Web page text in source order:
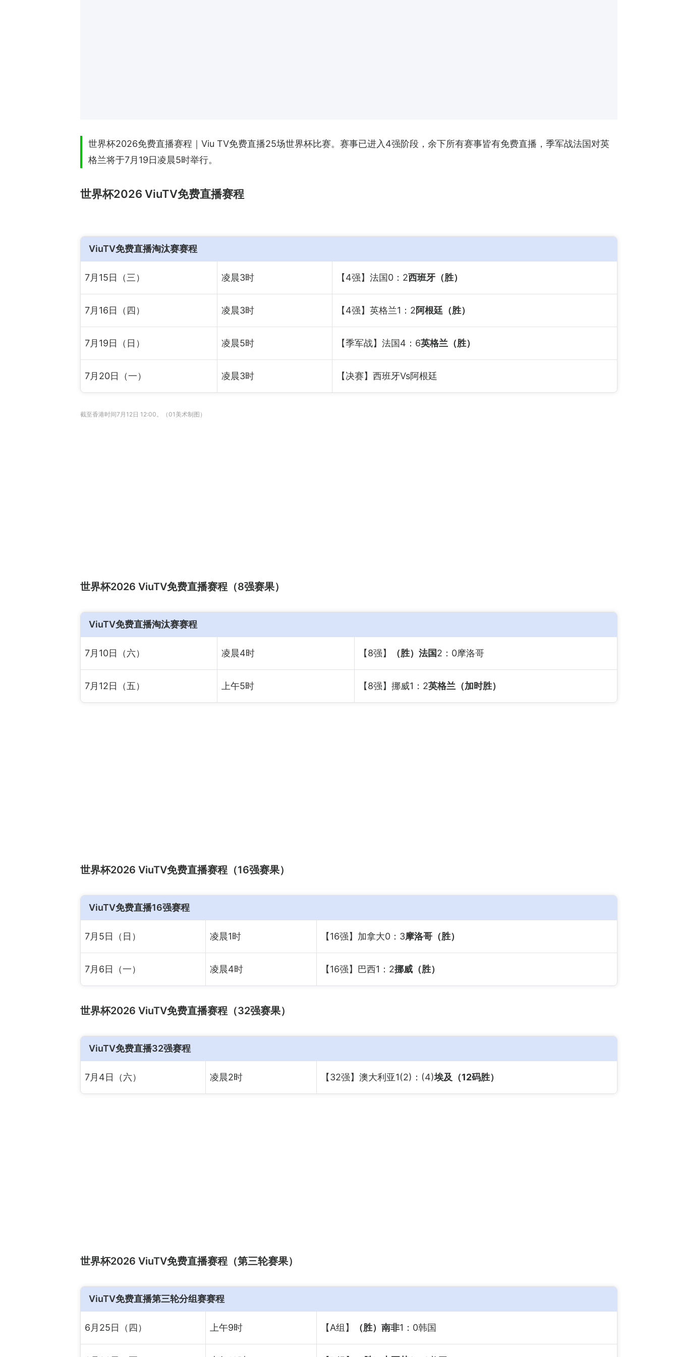
世界杯2026免费直播赛程｜Viu TV免费直播25场世界杯比赛。赛事已进入4强阶段，余下所有赛事皆有免费直播，季军战法国对英
格兰将于7月19日凌晨5时举行。
世界杯2026 ViuTV免费直播赛程
ViuTV免费直播淘汰赛赛程
7月15日（三） 凌晨3时 【4强】法国0：2西班牙（胜）
7月16日（四） 凌晨3时 【4强】英格兰1：2阿根廷（胜）
7月19日（日） 凌晨5时 【季军战】法国4：6英格兰（胜）
7月20日（一） 凌晨3时 【决赛】西班牙Vs阿根廷
截至香港时间7月12日 12:00。（01美术制图）
世界杯2026 ViuTV免费直播赛程（8强赛果）
ViuTV免费直播淘汰赛赛程
7月10日（六） 凌晨4时 【8强】 （胜）法国2：0摩洛哥
7月12日（五） 上午5时 【8强】挪威1：2英格兰（加时胜）
世界杯2026 ViuTV免费直播赛程（16强赛果）
ViuTV免费直播16强赛程
7月5日（日） 凌晨1时 【16强】加拿大0：3摩洛哥（胜）
7月6日（一） 凌晨4时 【16强】巴西1：2挪威（胜）
世界杯2026 ViuTV免费直播赛程（32强赛果）
ViuTV免费直播32强赛程
7月4日（六） 凌晨2时 【32强】澳大利亚1(2)：(4)埃及（12码胜）
世界杯2026 ViuTV免费直播赛程（第三轮赛果）
ViuTV免费直播第三轮分组赛赛程
6月25日（四） 上午9时 【A组】 （胜）南非1：0韩国